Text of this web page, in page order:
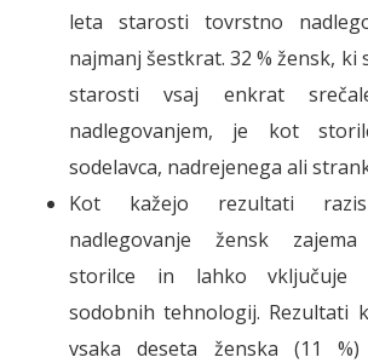
leta starosti tovrstno
najmanj šestkrat. 32 % žensk, ki
starosti vsaj enkrat
nadlegovanjem, je kot
sodelavca, nadrejenega ali
Kot kažejo rezultati
nadlegovanje žensk zajema
storilce in lahko vključuje
sodobnih tehnologij. Rezultati
vsaka deseta ženska (11